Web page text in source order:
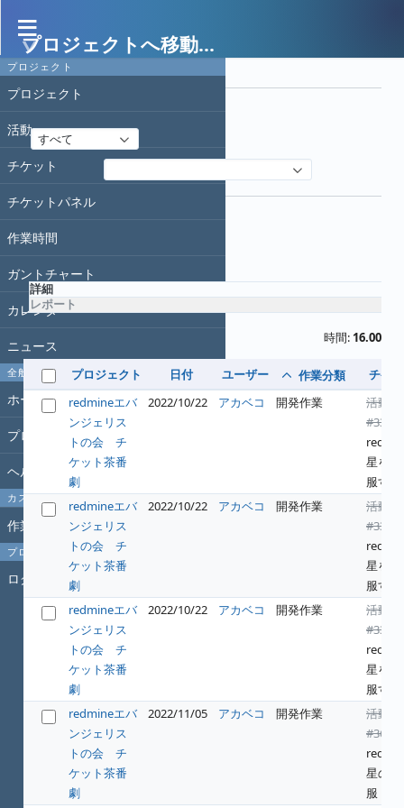
プロジェクト
プロジェクト
活動
チケット
チケットパネル
作業時間
ガントチャート
カレンダー
ニュース
全般
ホーム
プロジェクト
ヘルプ
カスタムクエリ
作業時間
プロフィール
ログイン
プロジェクトへ移動...
作業時間
フィルタ
すべて
フィルタ追加
オプション
適用
詳細
レポート
時間: 16.00
プロジェクト 日付 ユーザー 作業分類
チケ
redmineエバ
ンジェリス
トの会 チ
ケット茶番
劇
2022/10/22 アカベコ 開発作業
活動
#331
星を征
服する
redmineエバ
ンジェリス
トの会 チ
ケット茶番
劇
2022/10/22 アカベコ 開発作業
活動
#331
星を征
服する
redmineエバ
ンジェリス
トの会 チ
ケット茶番
劇
2022/10/22 アカベコ 開発作業
活動
#331
星を征
服する
redmineエバ
ンジェリス
トの会 チ
ケット茶番
劇
2022/11/05 アカベコ 開発作業
活動
#364
星の征
服